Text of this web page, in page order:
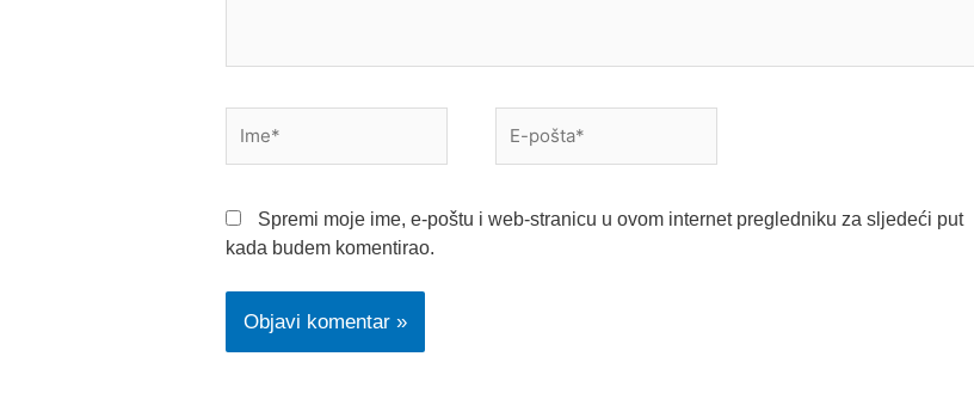
pošta*
Spremi moje ime, e-poštu i web-stranicu u ovom internet pregledniku za sljedeći put
kada budem komentirao.